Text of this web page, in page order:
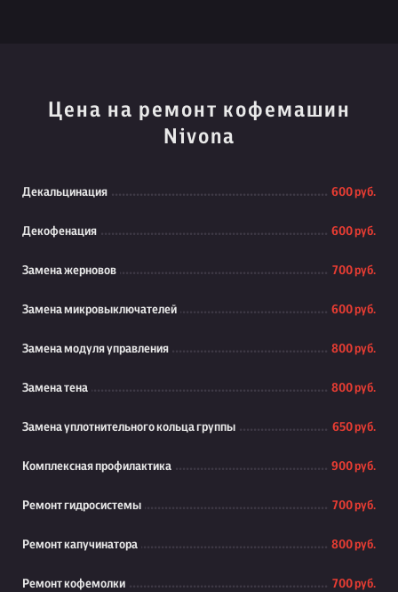
Цена на ремонт кофемашин
Nivona
Декальцинация 600 руб.
Декофенация 600 руб.
Замена жерновов 700 руб.
Замена микровыключателей 600 руб.
Замена модуля управления 800 руб.
Замена тена 800 руб.
Замена уплотнительного кольца группы 650 руб.
Комплексная профилактика 900 руб.
Ремонт гидросистемы 700 руб.
Ремонт капучинатора 800 руб.
Ремонт кофемолки 700 руб.